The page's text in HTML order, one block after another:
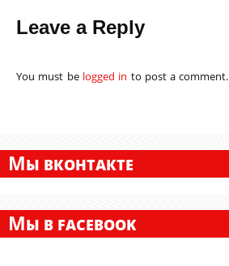
Leave a Reply
You must be logged in to post a comment.
МЫ ВКОНТАКТЕ
МЫ В FACEBOOK